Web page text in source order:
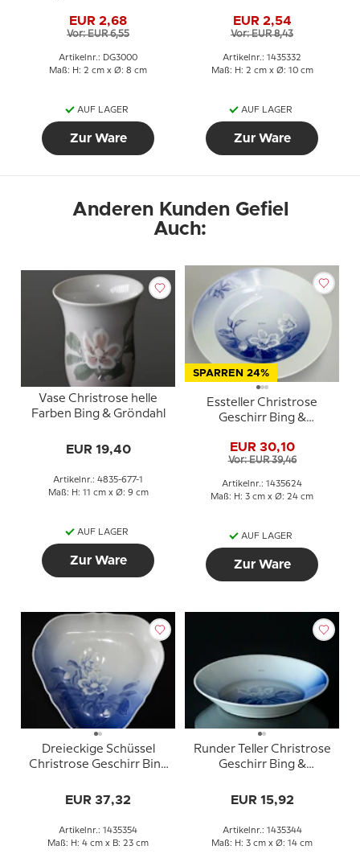
EUR 2,68
Vor: EUR 6,55
Artikelnr.: DG3000
Maß: H: 2 cm x Ø: 8 cm
AUF LAGER
Zur Ware
30, 110 oder 332
EUR 2,54
Vor: EUR 8,43
Artikelnr.: 1435332
Maß: H: 2 cm x Ø: 10 cm
AUF LAGER
Zur Ware
Anderen Kunden Gefiel
Auch:
Vase Christrose helle
Farben Bing & Gröndahl
EUR 19,40
Artikelnr.: 4835-677-1
Maß: H: 11 cm x Ø: 9 cm
AUF LAGER
Zur Ware
SPARREN 24%
Essteller Christrose
Geschirr Bing &
325 oder 624
EUR 30,10
Vor: EUR 39,46
Artikelnr.: 1435624
Maß: H: 3 cm x Ø: 24 cm
AUF LAGER
Zur Ware
Dreieckige Schüssel
Christrose Geschirr Bing
oder 40
EUR 37,32
Artikelnr.: 1435354
Maß: H: 4 cm x B: 23 cm
Runder Teller Christrose
Geschirr Bing &
EUR 15,92
Artikelnr.: 1435344
Maß: H: 3 cm x Ø: 14 cm